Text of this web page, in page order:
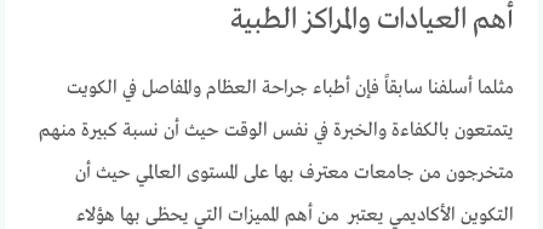
أهم العيادات والمراكز الطبية
مثلما أسلفنا سابقاً فإن أطباء جراحة العظام والمفاصل في الكويت
يتمتعون بالكفاءة والخبرة في نفس الوقت حيث أن نسبة كبيرة منهم
متخرجون من جامعات معترف بها على المستوى العالمي حيث أن
التكوين الأكاديمي يعتبر من أهم المميزات التي يحظى بها هؤلاء